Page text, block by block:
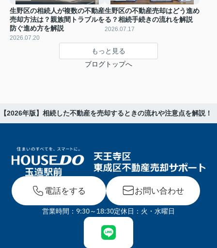
生野区の相続人が複数の不動産
売却方法は？親族間トラブルを
防ぐ進め方を解説
2026.07.20
生野区の不動産売却はどう進め
る？相続手続きの流れを解説
2026.07.17
もっと見る
ブログトップへ
【2026年版】相続した不動産を売却するときの流れや注意点を解説！
電話をする お問い合わせ
営業時間：9:30～18:30定休日：火・水曜日